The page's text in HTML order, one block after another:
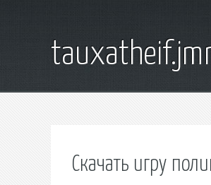
Скачать игру